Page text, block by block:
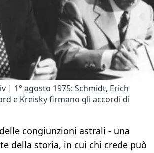
| 1° agosto 1975: Schmidt, Erich
e Kreisky firmano gli accordi di
congiunzioni astrali - una
della storia, in cui chi crede può